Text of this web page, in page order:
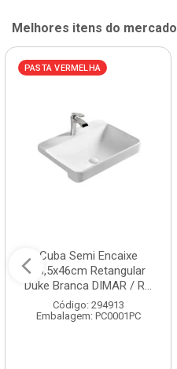
Melhores itens do mercado
PASTA VERMELHA
Cuba Semi Encaixe
58,5x46cm Retangular
Duke Branca DIMAR / R...
Código: 294913
Embalagem: PC0001PC